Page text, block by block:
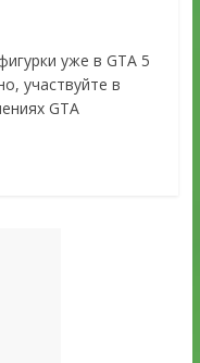
уже в GTA 5
участвуйте в
GTA